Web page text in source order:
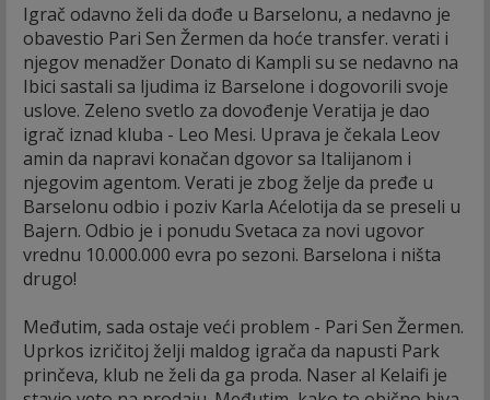
Igrač odavno želi da dođe u Barselonu, a nedavno je
obavestio Pari Sen Žermen da hoće transfer. verati i
njegov menadžer Donato di Kampli su se nedavno na
Ibici sastali sa ljudima iz Barselone i dogovorili svoje
uslove. Zeleno svetlo za dovođenje Veratija je dao
igrač iznad kluba - Leo Mesi. Uprava je čekala Leov
amin da napravi konačan dgovor sa Italijanom i
njegovim agentom. Verati je zbog želje da pređe u
Barselonu odbio i poziv Karla Aćelotija da se preseli u
Bajern. Odbio je i ponudu Svetaca za novi ugovor
vrednu 10.000.000 evra po sezoni. Barselona i ništa
drugo!
Međutim, sada ostaje veći problem - Pari Sen Žermen.
Uprkos izričitoj želji maldog igrača da napusti Park
prinčeva, klub ne želi da ga proda. Naser al Kelaifi je